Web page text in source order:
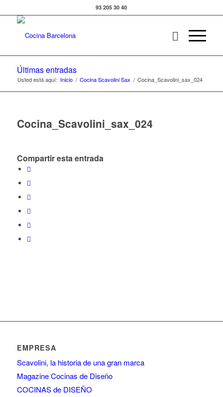
93 205 30 40
Últimas entradas
Usted está aquí: Inicio / Cocina Scavolini Sax / Cocina_Scavolini_sax_024
Cocina_Scavolini_sax_024
Compartir esta entrada
EMPRESA
Scavolini, la historia de una gran marca
Magazine Cocinas de Diseño
COCINAS de DISEÑO